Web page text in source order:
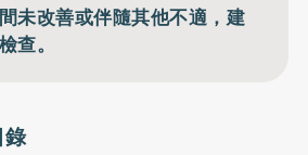
未改善或伴隨其他不適，建
查。
錄